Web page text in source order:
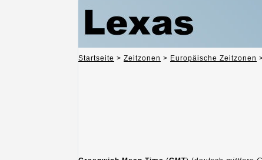
Startseite > Zeitzonen > Europäische Zeitzonen